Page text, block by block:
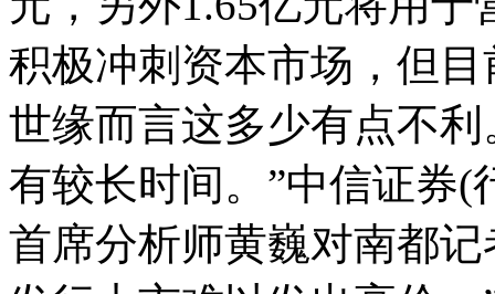
积极冲刺资本市场，但
世缘而言这多少有点不
有较长时间。”中信证券
首席分析师黄巍对南都